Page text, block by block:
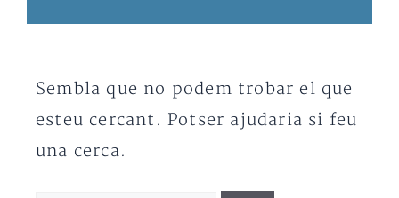
Sembla que no podem trobar el que
esteu cercant. Potser ajudaria si feu
una cerca.